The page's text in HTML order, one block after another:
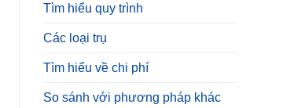
Tìm hiểu quy trình
Các loại trụ
Tìm hiểu về chi phí
So sánh với phương pháp khác